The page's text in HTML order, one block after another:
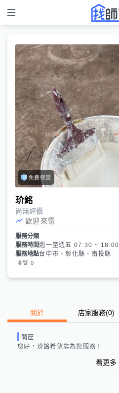
免費保固
玠銘
尚無評價
歡迎來電
服務分類
服務時間週一至週五 07:30 ~ 18:00
服務地點台中市、彰化縣、南投縣
瀏覽 0
關於 店家服務(0)
簡歷
您好， 玠銘希望能為您服務！
看更多